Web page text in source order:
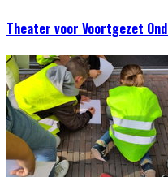
Theater voor Voortgezet